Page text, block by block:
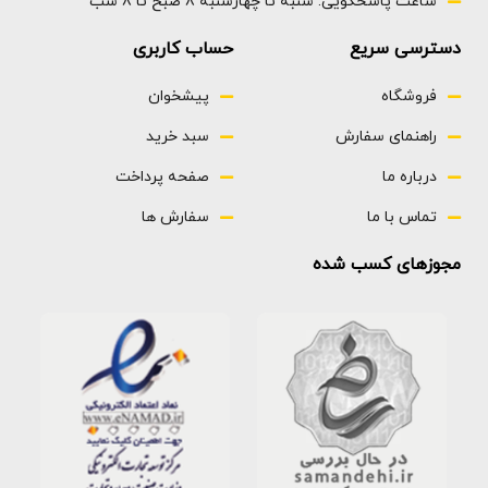
دسترسی سریع
فروشگاه
راهنمای سفارش
درباره ما
تماس با ما
حساب کاربری
پیشخوان
سبد خرید
صفحه پرداخت
سفارش ها
مجوزهای کسب شده